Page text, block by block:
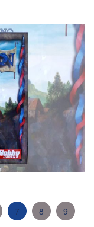
7 （こ
の
8 9